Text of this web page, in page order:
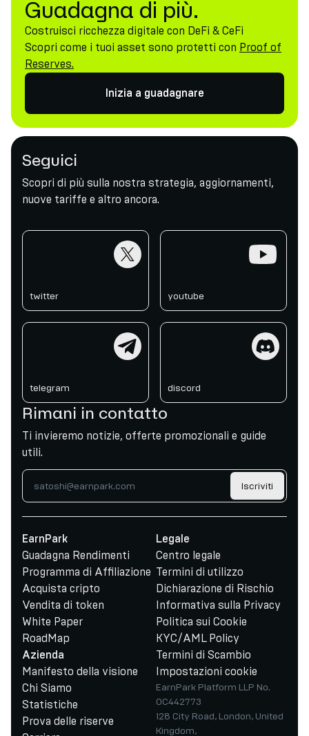
Guadagna di più.
Costruisci ricchezza digitale con DeFi & CeFi
Scopri come i tuoi asset sono protetti con Proof of
Reserves.
Inizia a guadagnare
Seguici
Scopri di più sulla nostra strategia, aggiornamenti,
nuove tariffe e altro ancora.
twitter youtube
telegram discord
Rimani in contatto
Ti invieremo notizie, offerte promozionali e guide
utili.
Iscriviti
EarnPark
Guadagna Rendimenti
Programma di Affiliazione
Acquista cripto
Vendita di token
White Paper
RoadMap
Azienda
Manifesto della visione
Chi Siamo
Statistiche
Prova delle riserve
Legale
Centro legale
Termini di utilizzo
Dichiarazione di Rischio
Informativa sulla Privacy
Politica sui Cookie
KYC/AML Policy
Termini di Scambio
Impostazioni cookie
EarnPark Platform LLP No.
OC442773
128 City Road, London, United
Kingdom,